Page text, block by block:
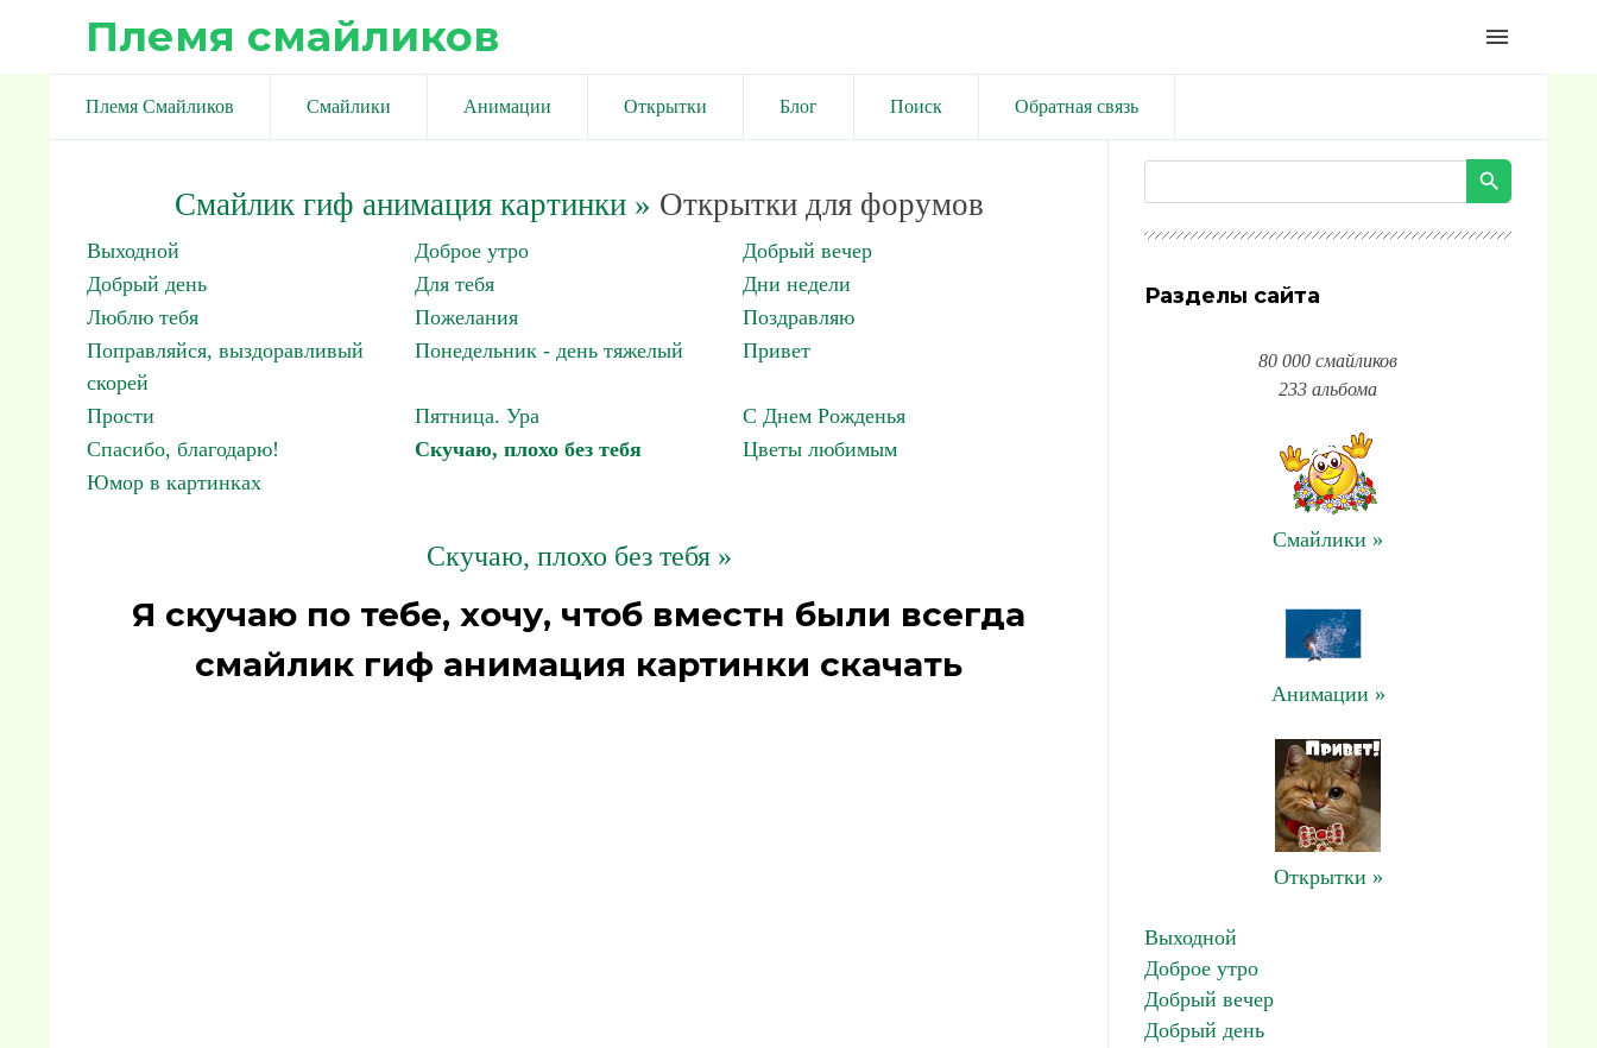
Племя смайликов menu
Племя Смайликов Смайлики Анимации Открытки Блог Поиск Обратная связь
Смайлик гиф анимация картинки» Открытки для форумов
Выходной Доброе утро
Добрый вечер
Добрый день
Для тебя
Дни недели
Люблю тебя
Пожелания
Поздравляю
Поправляйся, выздоравливый
скорей
Понедельник - день тяжелый Привет
Прости Пятница. Ура
С Днем Рожденья
Спасибо, благодарю!
Скучаю, плохо без тебя
Цветы любимым
Юмор в картинках
Скучаю, плохо без тебя »
Я скучаю по тебе, хочу, чтоб вместн были всегда
смайлик гиф анимация картинки скачать
Разделы сайта
80 000 смайликов
233 альбома
Смайлики »
Анимации »
Открытки »
Выходной
Доброе утро
Добрый вечер
Добрый день